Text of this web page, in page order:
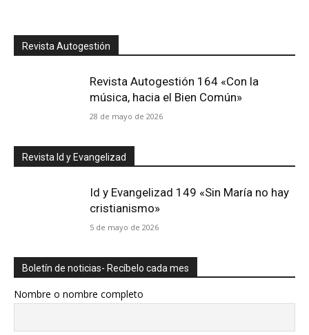
Revista Autogestión
Revista Autogestión 164 «Con la
música, hacia el Bien Común»
28 de mayo de 2026
Revista Id y Evangelizad
Id y Evangelizad 149 «Sin María no hay
cristianismo»
5 de mayo de 2026
Boletín de noticias- Recíbelo cada mes
Nombre o nombre completo